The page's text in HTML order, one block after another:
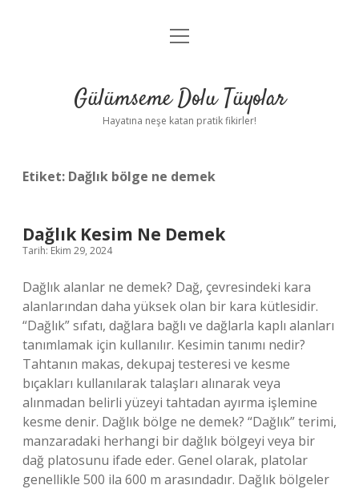
Anasayfa
Yasal Uyarı
menüyü
Gülümseme Dolu Tüyolar
Hayatına neşe katan pratik fikirler!
Etiket: Dağlık bölge ne demek
Dağlık Kesim Ne Demek
Tarih: Ekim 29, 2024
Dağlık alanlar ne demek? Dağ, çevresindeki kara
alanlarından daha yüksek olan bir kara kütlesidir.
“Dağlık” sıfatı, dağlara bağlı ve dağlarla kaplı alanları
tanımlamak için kullanılır. Kesimin tanımı nedir?
Tahtanın makas, dekupaj testeresi ve kesme
bıçakları kullanılarak talaşları alınarak veya
alınmadan belirli yüzeyi tahtadan ayırma işlemine
kesme denir. Dağlık bölge ne demek? “Dağlık” terimi,
manzaradaki herhangi bir dağlık bölgeyi veya bir
dağ platosunu ifade eder. Genel olarak, platolar
genellikle 500 ila 600 m arasındadır. Dağlık bölgeler